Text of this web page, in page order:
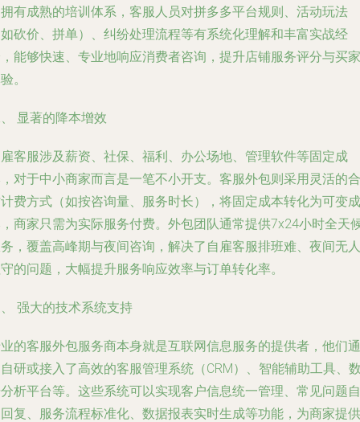
有成熟的培训体系，客服人员对拼多多平台规则、活动玩法
砍价、拼单）、纠纷处理流程等有系统化理解和丰富实战经
能够快速、专业地响应消费者咨询，提升店铺服务评分与买家
。
显著的降本增效
客服涉及薪资、社保、福利、办公场地、管理软件等固定成
对于中小商家而言是一笔不小开支。客服外包则采用灵活的合
费方式（如按咨询量、服务时长），将固定成本转化为可变成
商家只需为实际服务付费。外包团队通常提供7x24小时全天
，覆盖高峰期与夜间咨询，解决了自雇客服排班难、夜间无人
的问题，大幅提升服务响应效率与订单转化率。
强大的技术系统支持
的客服外包服务商本身就是互联网信息服务的提供者，他们通
研或接入了高效的客服管理系统（CRM）、智能辅助工具、
析平台等。这些系统可以实现客户信息统一管理、常见问题自
复、服务流程标准化、数据报表实时生成等功能，为商家提供